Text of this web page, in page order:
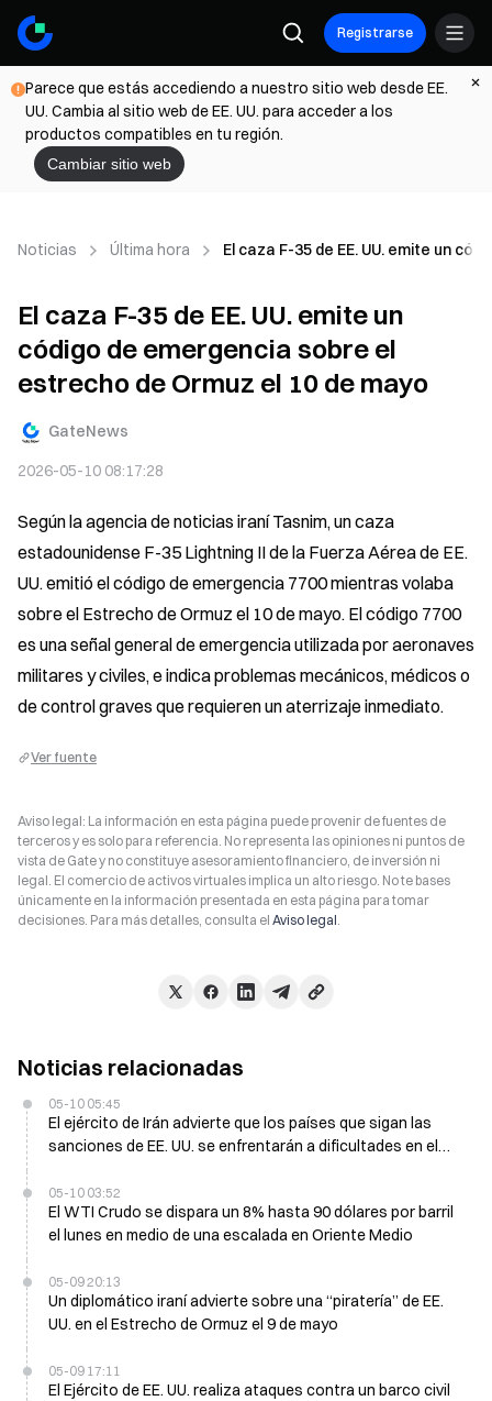
Registrarse
Parece que estás accediendo a nuestro sitio web desde EE.
UU. Cambia al sitio web de EE. UU. para acceder a los
productos compatibles en tu región.
Cambiar sitio web
Noticias Última hora El caza F-35 de EE. UU. emite un
El caza F-35 de EE. UU. emite un
código de emergencia sobre el
estrecho de Ormuz el 10 de mayo
GateNews
2026-05-10 08:17:28
Según la agencia de noticias iraní Tasnim, un caza
estadounidense F-35 Lightning II de la Fuerza Aérea de EE.
UU. emitió el código de emergencia 7700 mientras volaba
sobre el Estrecho de Ormuz el 10 de mayo. El código 7700
es una señal general de emergencia utilizada por aeronaves
militares y civiles, e indica problemas mecánicos, médicos o
de control graves que requieren un aterrizaje inmediato.
Ver fuente
Aviso legal: La información en esta página puede provenir de fuentes de
terceros y es solo para referencia. No representa las opiniones ni puntos de
vista de Gate y no constituye asesoramiento financiero, de inversión ni
legal. El comercio de activos virtuales implica un alto riesgo. No te bases
únicamente en la información presentada en esta página para tomar
decisiones. Para más detalles, consulta el Aviso legal.
Noticias relacionadas
05-10 05:45
El ejército de Irán advierte que los países que sigan las
sanciones de EE. UU. se enfrentarán a dificultades en el
05-10 03:52
El WTI Crudo se dispara un 8% hasta 90 dólares por barril
el lunes en medio de una escalada en Oriente Medio
05-09 20:13
Un diplomático iraní advierte sobre una “piratería” de EE.
UU. en el Estrecho de Ormuz el 9 de mayo
05-09 17:11
El Ejército de EE. UU. realiza ataques contra un barco civil